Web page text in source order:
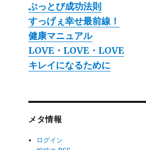
ぶっとび成功法則
すっげぇ幸せ最前線！
健康マニュアル
LOVE・LOVE・LOVE
キレイになるために
メタ情報
ログイン